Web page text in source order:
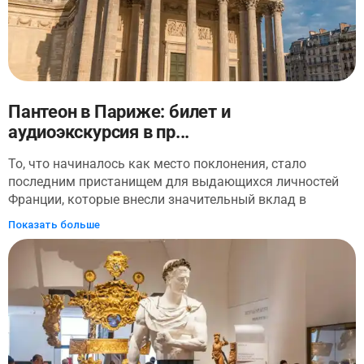
Пантеон в Париже: билет и
аудиоэкскурсия в пр...
То, что начиналось как место поклонения, стало
последним пристанищем для выдающихся личностей
Франции, которые внесли значительный вклад в
развитие нации. С помощью аудиоэкскурсии в
приложении, вы сможете исследовать Пантеон в своем
темпе — величественный и прекрасный памятник,
который имеет огромное значение для французского
народа. В этом монументальном сооружении можно
увидеть произведения искусства, от скульптур до
фресок, картин, гобеленов и многого другого, которые
отражают глубокое уважение нации к своей
Республике. От патриотических скульптур на фасаде до
Показать больше